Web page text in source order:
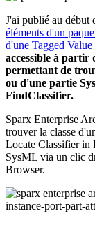
J'ai publié au début
éléments d'un
d'une Tagged Value
accessible à
permettant de
ou d'une partie
FindClassifier.
Sparx Enterprise
trouver la classe
Locate Classifier in
SysML via un clic
Browser.